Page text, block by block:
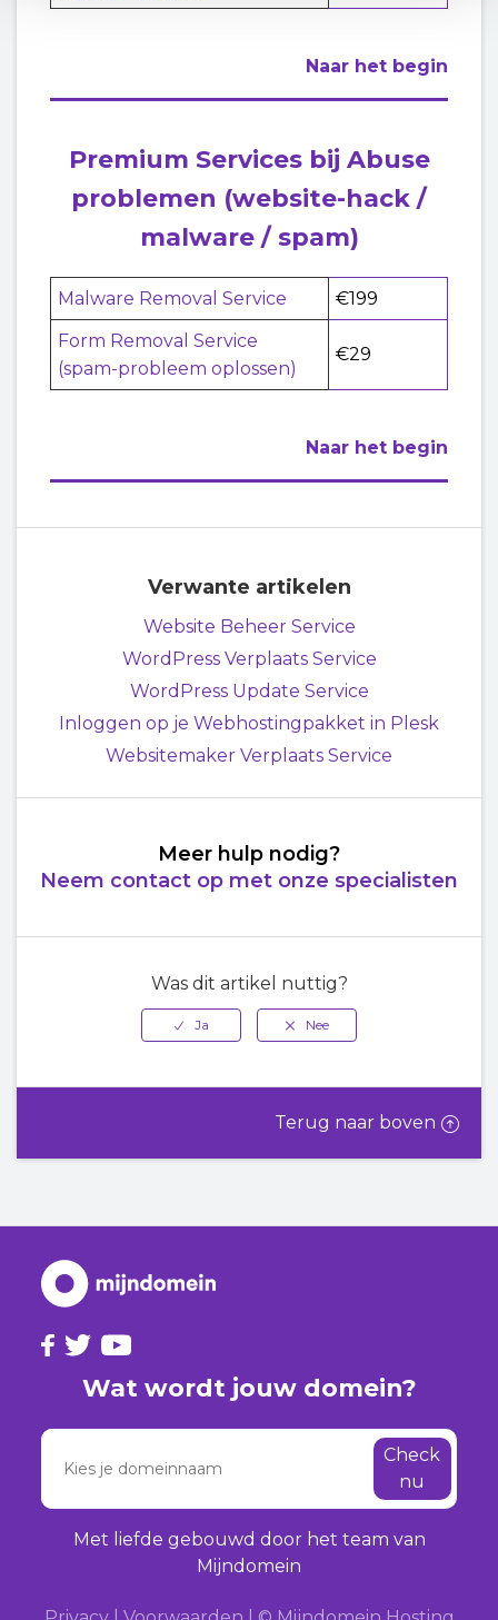
Naar het begin
Premium Services bij Abuse
problemen (website-hack /
malware / spam)
Malware Removal Service
€199
Form Removal Service
(spam-probleem oplossen)
€29
Naar het begin
Verwante artikelen
Website Beheer Service
WordPress Verplaats Service
WordPress Update Service
Inloggen op je Webhostingpakket in Plesk
Websitemaker Verplaats Service
Meer hulp nodig?
Neem contact op met onze specialisten
Was dit artikel nuttig?
Terug naar boven
Wat wordt jouw domein?
Check
nu
Met liefde gebouwd door het team van
Mijndomein